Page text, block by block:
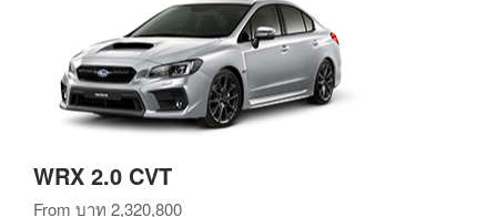
WRX 2.0 CVT
From บาท 2,320,800